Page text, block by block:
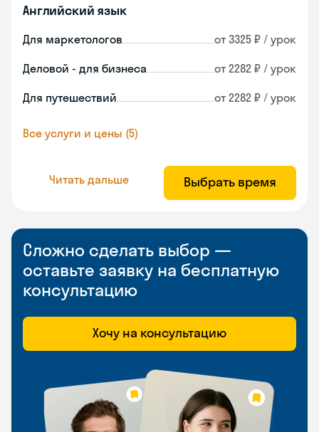
Английский язык
Для маркетологов от 3325 ₽ / урок
Деловой - для бизнеса от 2282 ₽ / урок
Для путешествий от 2282 ₽ / урок
Все услуги и цены (5)
Читать дальше Выбрать время
Сложно сделать выбор —
оставьте заявку на бесплатную
консультацию
Хочу на консультацию